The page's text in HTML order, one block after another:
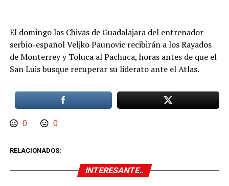
El domingo las Chivas de Guadalajara del entrenador
serbio-español Veljko Paunovic recibirán a los Rayados
de Monterrey y Toluca al Pachuca, horas antes de que el
San Luis busque recuperar su liderato ante el Atlas.
0 0
RELACIONADOS:
INTERESANTE..